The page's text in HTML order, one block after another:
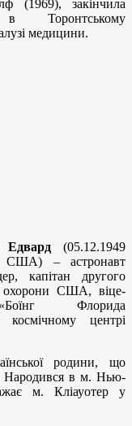
(1969), закінчила
в Торонтському
медицини.
(05.12.1949
– астронавт
капітан другого
охорони США, віце-
Флорида
центрі
родини, що
в м. Нью-
м. Кліауотер у